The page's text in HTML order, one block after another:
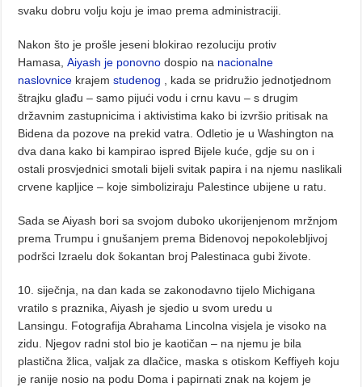
svaku dobru volju koju je imao prema administraciji.
Nakon što je prošle jeseni blokirao rezoluciju protiv
Hamasa,Aiyash je ponovno dospio na nacionalne
naslovnice krajemstudenog , kada se pridružio jednotjednom
štrajku glađu – samo pijući vodu i crnu kavu – s drugim
državnim zastupnicima i aktivistima kako bi izvršio pritisak na
Bidena da pozove na prekid vatra. Odletio je u Washington na
dva dana kako bi kampirao ispred Bijele kuće, gdje su on i
ostali prosvjednici smotali bijeli svitak papira i na njemu naslikali
crvene kapljice – koje simboliziraju Palestince ubijene u ratu.
Sada se Aiyash bori sa svojom duboko ukorijenjenom mržnjom
prema Trumpu i gnušanjem prema Bidenovoj nepokolebljivoj
podršci Izraelu dok šokantan broj Palestinaca gubi živote.
10. siječnja, na dan kada se zakonodavno tijelo Michigana
vratilo s praznika, Aiyash je sjedio u svom uredu u
Lansingu. Fotografija Abrahama Lincolna visjela je visoko na
zidu. Njegov radni stol bio je kaotičan – na njemu je bila
plastična žlica, valjak za dlačice, maska ​​s otiskom Keffiyeh koju
je ranije nosio na podu Doma i papirnati znak na kojem je